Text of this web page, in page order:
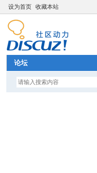
设为首页 收藏本站
论坛